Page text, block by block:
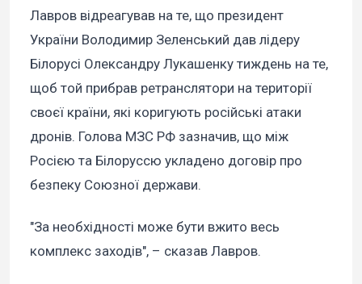
Лавров відреагував на те, що президент
України Володимир Зеленський дав лідеру
Білорусі Олександру Лукашенку тиждень на те,
щоб той прибрав ретранслятори на території
своєї країни, які коригують російські атаки
дронів. Голова МЗС РФ зазначив, що між
Росією та Білоруссю укладено договір про
безпеку Союзної держави.
"За необхідності може бути вжито весь
комплекс заходів", – сказав Лавров.